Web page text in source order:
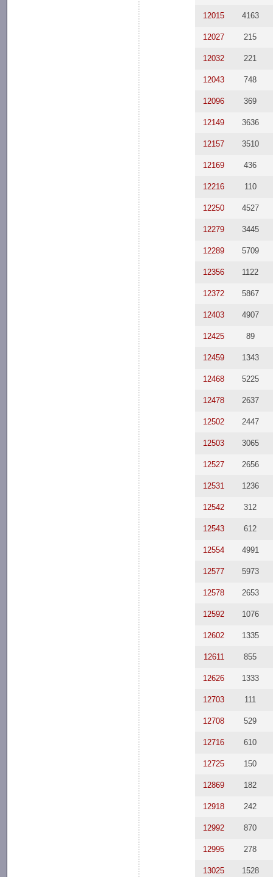
12015 4163
12027 215
12032 221
12043 748
12096 369
12149 3636
12157 3510
12169 436
12216 110
12250 4527
12279 3445
12289 5709
12356 1122
12372 5867
12403 4907
12425 89
12459 1343
12468 5225
12478 2637
12502 2447
12503 3065
12527 2656
12531 1236
12542 312
12543 612
12554 4991
12577 5973
12578 2653
12592 1076
12602 1335
12611 855
12626 1333
12703 111
12708 529
12716 610
12725 150
12869 182
12918 242
12992 870
12995 278
13025 1528